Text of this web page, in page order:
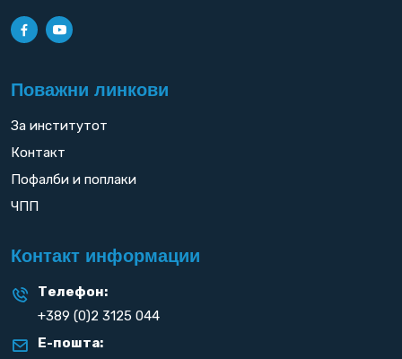
Поважни линкови
За институтот
Контакт
Пофалби и поплаки
ЧПП
Контакт информации
Телефон:
+389 (0)2 3125 044
Е-пошта: